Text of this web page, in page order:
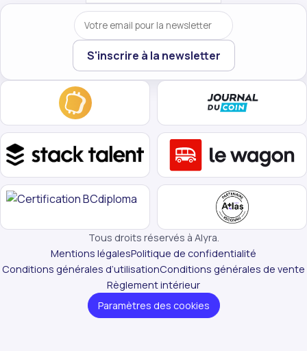
Votre email
S'inscrire à la newsletter
Tous droits réservés à Alyra.
Mentions légalesPolitique de confidentialité
Conditions générales d’utilisationConditions générales de vente
Règlement intérieur
Paramètres des cookies